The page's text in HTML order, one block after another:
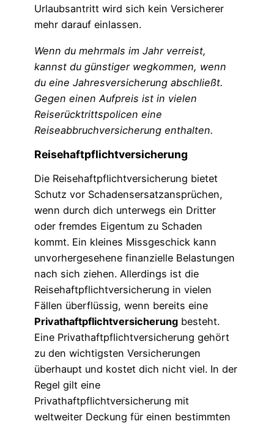
Urlaubsantritt wird sich kein Versicherer
mehr darauf einlassen.
Wenn du mehrmals im Jahr verreist,
kannst du günstiger wegkommen, wenn
du eine Jahresversicherung abschließt.
Gegen einen Aufpreis ist in vielen
Reiserücktrittspolicen eine
Reiseabbruchversicherung enthalten.
Reisehaftpflichtversicherung
Die Reisehaftpflichtversicherung bietet
Schutz vor Schadensersatzansprüchen,
wenn durch dich unterwegs ein Dritter
oder fremdes Eigentum zu Schaden
kommt. Ein kleines Missgeschick kann
unvorhergesehene finanzielle Belastungen
nach sich ziehen. Allerdings ist die
Reisehaftpflichtversicherung in vielen
Fällen überflüssig, wenn bereits eine
Privathaftpflichtversicherung besteht.
Eine Privathaftpflichtversicherung gehört
zu den wichtigsten Versicherungen
überhaupt und kostet dich nicht viel. In der
Regel gilt eine
Privathaftpflichtversicherung mit
weltweiter Deckung für einen bestimmten